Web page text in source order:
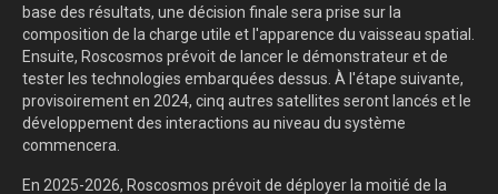
base des résultats, une décision finale sera prise sur la
composition de la charge utile et l'apparence du vaisseau spatial.
Ensuite, Roscosmos prévoit de lancer le démonstrateur et de
tester les technologies embarquées dessus. À l'étape suivante,
provisoirement en 2024, cinq autres satellites seront lancés et le
développement des interactions au niveau du système
commencera.
En 2025-2026, Roscosmos prévoit de déployer la moitié de la